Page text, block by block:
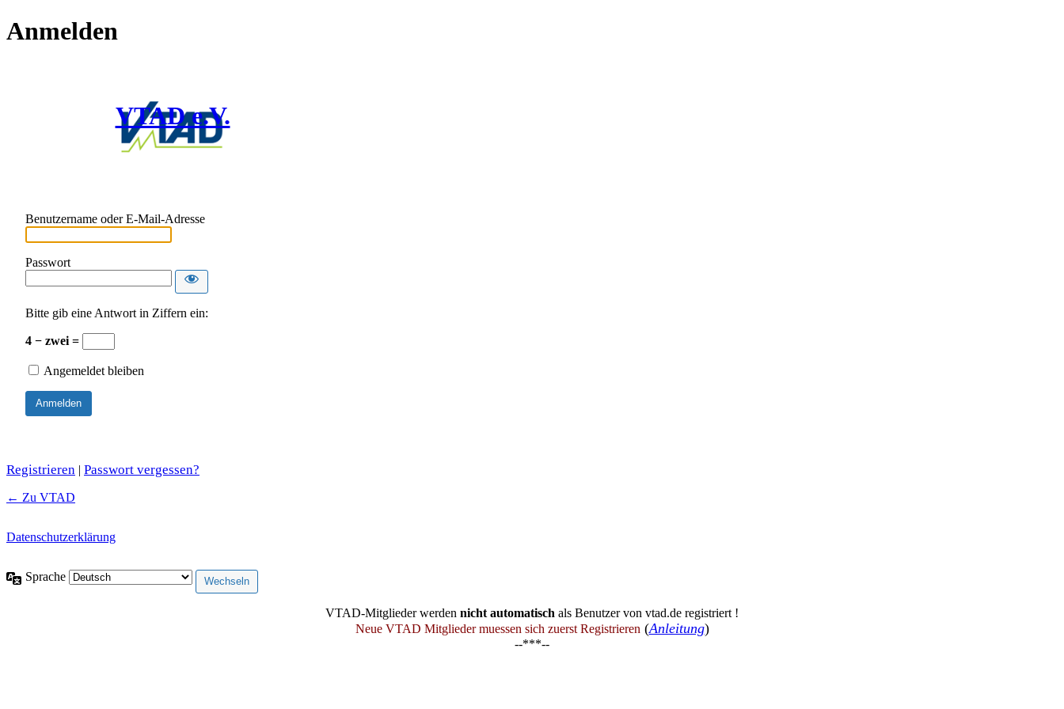
Anmelden
VTAD e.V.
Benutzername oder E-Mail-Adresse
Passwort
Bitte gib eine Antwort in Ziffern ein:
4 − zwei =
Angemeldet bleiben
Registrieren | Passwort vergessen?
← Zu VTAD
Datenschutzerklärung
Sprache
VTAD-Mitglieder werden nicht automatisch als Benutzer von vtad.de registriert !
Neue VTAD Mitglieder muessen sich zuerst Registrieren(Anleitung)
--***--